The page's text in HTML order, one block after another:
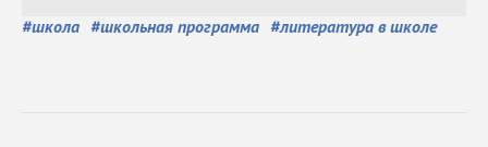
#школа #школьная программа #литература в школе